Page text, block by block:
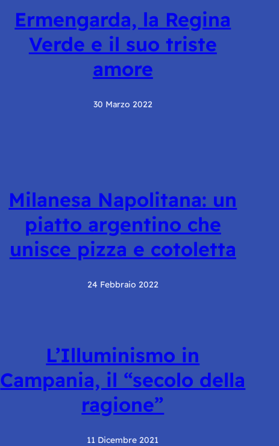
Ermengarda, la Regina
Verde e il suo triste
amore
30 Marzo 2022
Milanesa Napolitana: un
piatto argentino che
unisce pizza e cotoletta
24 Febbraio 2022
L’Illuminismo in
Campania, il “secolo della
ragione”
11 Dicembre 2021